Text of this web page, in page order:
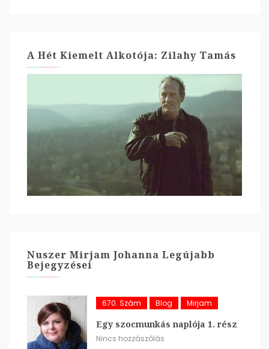
A Hét Kiemelt Alkotója: Zilahy Tamás
Nuszer Mirjam Johanna Legújabb
Bejegyzései
670. Szám Blog Mirjam
Egy szocmunkás naplója 1. rész
Nincs hozzászólás